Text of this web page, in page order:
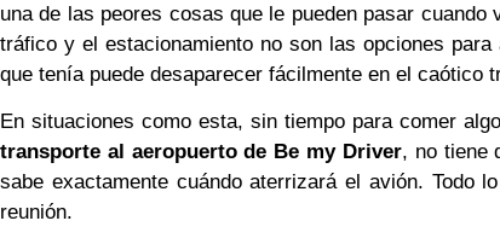
una de las peores cosas que le pueden pasar
tráfico y el estacionamiento no son las opciones
que tenía puede desaparecer fácilmente en el caótico
En situaciones como esta, sin tiempo para comer
transporte al aeropuerto de Be my Driver, no tiene
sabe exactamente cuándo aterrizará el avión. Todo
reunión.